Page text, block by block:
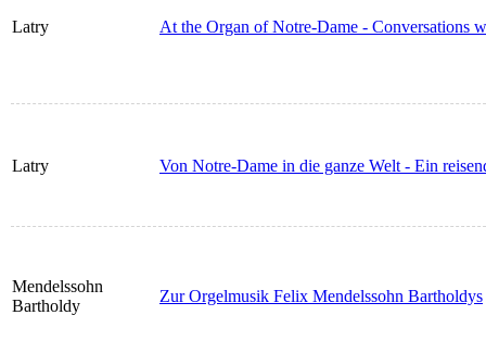
Latry At the Organ of Notre-Dame - Conversations
Latry Von Notre-Dame in die ganze Welt - Ein
Mendelssohn
Bartholdy
Zur Orgelmusik Felix Mendelssohn Bartholdys